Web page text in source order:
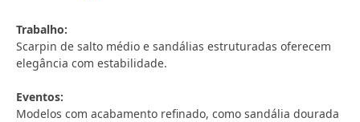
Trabalho:
Scarpin de salto médio e sandálias estruturadas oferecem
elegância com estabilidade.
Eventos:
Modelos com acabamento refinado, como sandália dourada